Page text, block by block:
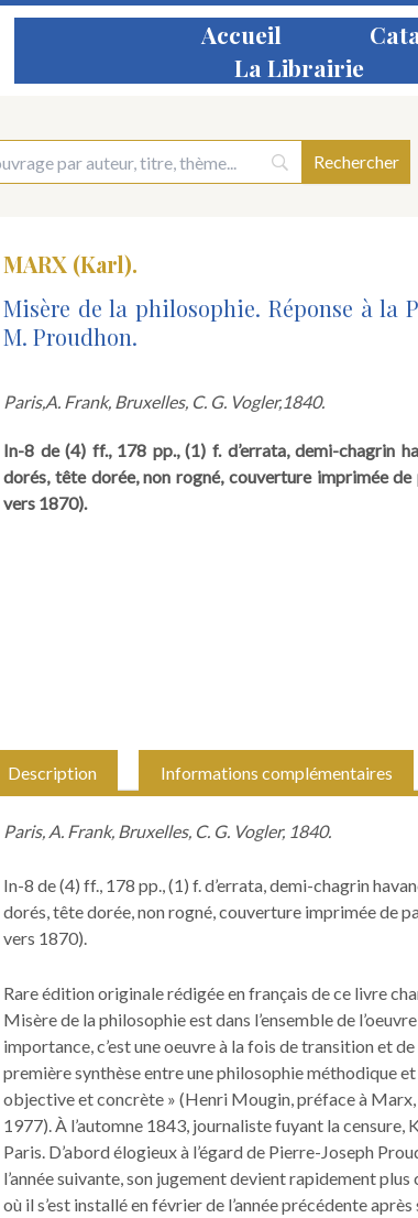
Accueil
La Librairie
MARX (Karl).
Misère de la philosophie. Réponse à la
M. Proudhon.
Paris,A. Frank, Bruxelles, C. G. Vogler, 1840.
In-8 de (4) ff., 178 pp., (1) f. d’errata, demi-chagrin
dorés, tête dorée, non rogné, couverture imprimée
vers 1870).
Description Informations complémentaires
Paris, A. Frank, Bruxelles, C. G. Vogler, 1840.
In-8 de (4) ff., 178 pp., (1) f. d’errata, demi-chagrin
dorés, tête dorée, non rogné, couverture imprimée de
vers 1870).
Rare édition originale rédigée en français de ce livre
Misère de la philosophie est dans l’ensemble de
importance, c’est une oeuvre à la fois de transition et
première synthèse entre une philosophie méthodique
objective et concrète » (Henri Mougin, préface à
1977). À l’automne 1843, journaliste fuyant la
Paris. D’abord élogieux à l’égard de Pierre-Joseph
l’année suivante, son jugement devient rapidement
où il s’est installé en février de l’année précédente